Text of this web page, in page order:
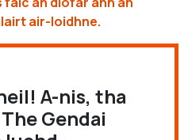
air-loidhne.
A-nis, tha
Gendai